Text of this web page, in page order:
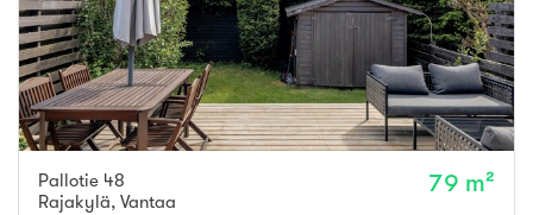
Pallotie 48
Rajakylä, Vantaa
79 m²